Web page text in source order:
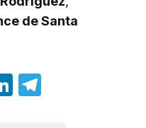
de Santa
LinkedIn